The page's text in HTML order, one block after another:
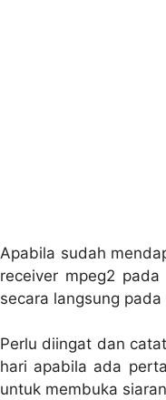
Apabila sudah
receiver mpeg2
secara langsung
Perlu diingat dan
hari apabila ada
untuk membuka